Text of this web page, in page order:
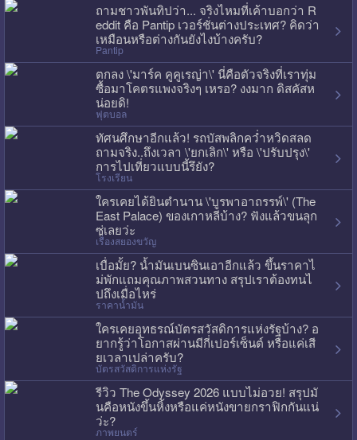
ถามชาวพันทิปว่า... จริงไหมที่เค้าบอกว่า R
eddit คือ Pantip เวอร์ชั่นต่างประเทศ? คิดว่า
เหมือนหรือต่างกันยังไงบ้างครับ?
Pantip
ตกลง \'มาร์ค คูคูเรญ่า\' นี่คือตัวจริงที่เราทุ่ม
ซื้อมาโคตรแพงจริงๆ เหรอ? งงมาก ดิสคัสห
น่อยดิ!
ฟุตบอล
ทัศนศึกษาอีกแล้ว! รถบัสพลิกคว่ำหวิดสลด
ถามจริง..ถึงเวลา \'ยกเลิก\' หรือ \'ปรับปรุง\'
การไปเที่ยวแบบนี้รึยัง?
โรงเรียน
ใครเคยได้ยินตำนาน \'บูรพาอาถรรพ์\' (The
East Palace) ของเกาหลีบ้าง? ฟังแล้วขนลุก
ซู่เลยว่ะ
เรื่องสยองขวัญ
เบื่อมั้ย? น้ำมันเบนซินเอาอีกแล้ว ขึ้นราคาไ
ม่พักแถมคุณภาพสวนทาง สรุปเราต้องทนไ
ปถึงเมื่อไหร่
ราคาน้ำมัน
ใครเคยอุทธรณ์บัตรสวัสดิการแห่งรัฐบ้าง? อ
ยากรู้ว่าโอกาสผ่านมีกี่เปอร์เซ็นต์ หรือแค่เสี
ยเวลาเปล่าครับ?
บัตรสวัสดิการแห่งรัฐ
รีวิว The Odyssey 2026 แบบไม่อวย! สรุปมั
นคือหนังขึ้นหิ้งหรือแค่หนังขายกราฟิกกันแน่
ว่ะ?
ภาพยนตร์